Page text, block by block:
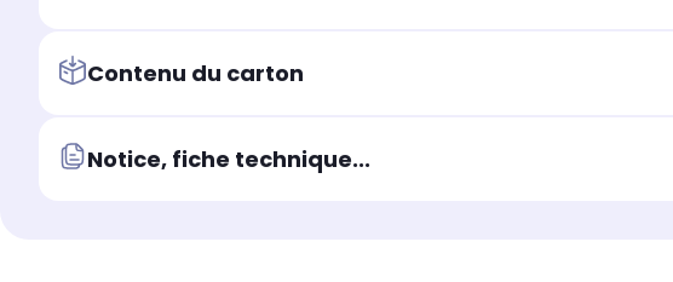
Contenu du carton
Notice, fiche technique...